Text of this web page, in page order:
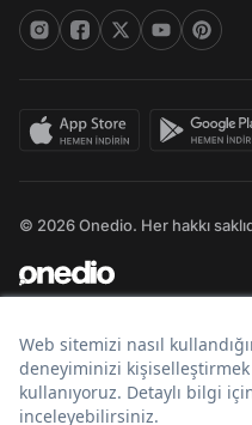
© 2026 Onedio. Her hakkı
Bir